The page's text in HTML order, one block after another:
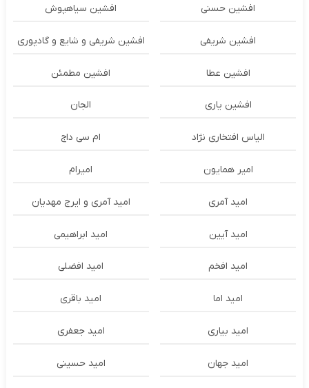
افشین حسنی افشین سیاهپوش
افشین شریفی افشین شریفی و شایع و گادپوری
افشین عطا افشین مطمئن
افشین یاری الجان
الیاس افتخاری نژاد ام سی داج
امير همايون اميرام
امید آمری امید آمری و ایرج مهدیان
امید آیین امید ابراهیمی
امید افخم امید افضلی
امید اما امید باقری
امید بیاری امید جعفری
امید جهان امید حسینی